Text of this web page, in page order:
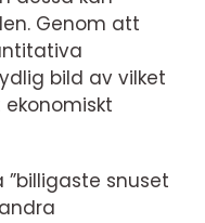
Genom att
bild av vilket
”billigaste snuset